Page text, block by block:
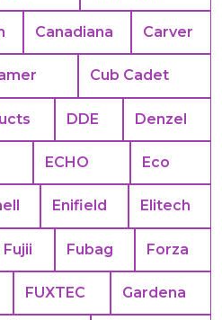
Canadiana Carver
Cub Cadet
DDE Denzel
ECHO Eco
Enifield Elitech
Fujii Fubag Forza
FUXTEC Gardena